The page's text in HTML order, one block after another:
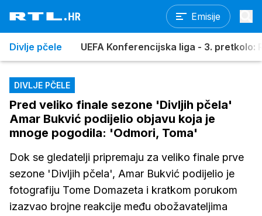
Emisije
Divlje pčele UEFA Konferencijska liga - 3. pretkolo:
DIVLJE PČELE
Pred veliko finale sezone 'Divljih pčela'
Amar Bukvić podijelio objavu koja je
mnoge pogodila: 'Odmori, Toma'
Dok se gledatelji pripremaju za veliko finale prve
sezone 'Divljih pčela', Amar Bukvić podijelio je
fotografiju Tome Domazeta i kratkom porukom
izazvao brojne reakcije među obožavateljima